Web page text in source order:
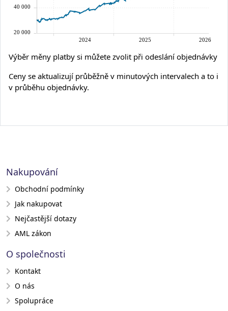
Výběr měny platby si můžete zvolit při odeslání objednávky
Ceny se aktualizují průběžně v minutových intervalech a to i
v průběhu objednávky.
Nakupování
Obchodní podmínky
Jak nakupovat
Nejčastější dotazy
AML zákon
O společnosti
Kontakt
O nás
Spolupráce